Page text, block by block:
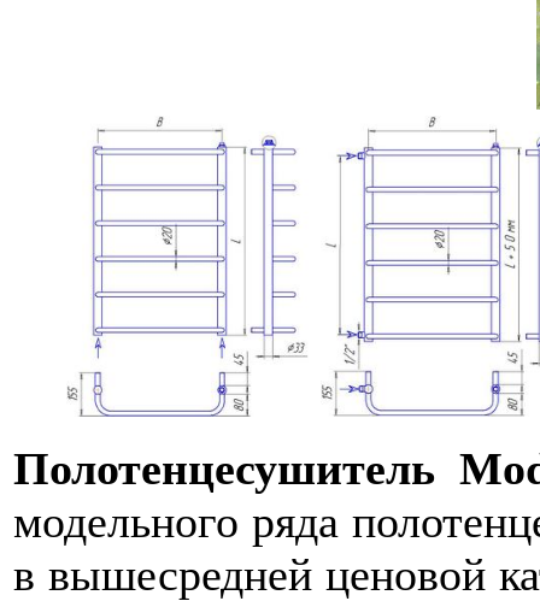
Полотенцесушитель
модельного ряда
ввышесредней ценовой